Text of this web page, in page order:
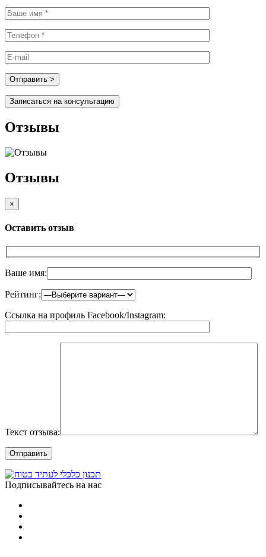
Записаться на консультацию
Отзывы
Отзывы
×
Оставить отзыв
Ваше имя:
Рейтинг:
Ссылка на профиль Facebook/Instagram:
Текст отзыва:
Подписывайтесь на нас